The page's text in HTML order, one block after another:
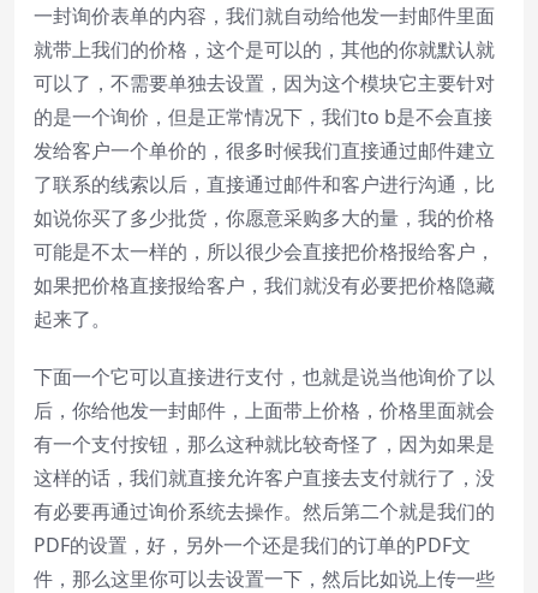
一封询价表单的内容，我们就自动给他发一封邮件里面
就带上我们的价格，这个是可以的，其他的你就默认就
可以了，不需要单独去设置，因为这个模块它主要针对
的是一个询价，但是正常情况下，我们to b是不会直接
发给客户一个单价的，很多时候我们直接通过邮件建立
了联系的线索以后，直接通过邮件和客户进行沟通，比
如说你买了多少批货，你愿意采购多大的量，我的价格
可能是不太一样的，所以很少会直接把价格报给客户，
如果把价格直接报给客户，我们就没有必要把价格隐藏
起来了。
下面一个它可以直接进行支付，也就是说当他询价了以
后，你给他发一封邮件，上面带上价格，价格里面就会
有一个支付按钮，那么这种就比较奇怪了，因为如果是
这样的话，我们就直接允许客户直接去支付就行了，没
有必要再通过询价系统去操作。然后第二个就是我们的
PDF的设置，好，另外一个还是我们的订单的PDF文
件，那么这里你可以去设置一下，然后比如说上传一些